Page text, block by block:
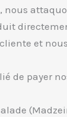
et
de payer